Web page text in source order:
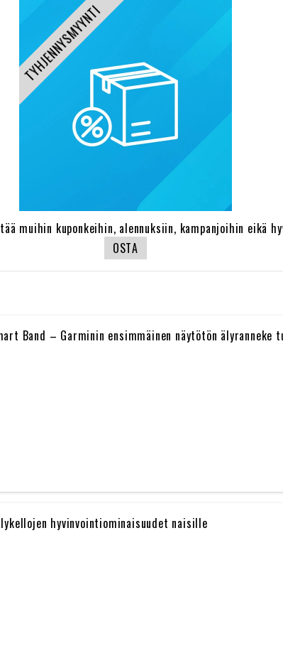
TYHJENNYSMYYNTI
muihin kuponkeihin, alennuksiin, kampanjoihin eikä
OSTA
Band – Garminin ensimmäinen näytötön
hyvinvointiominaisuudet naisille